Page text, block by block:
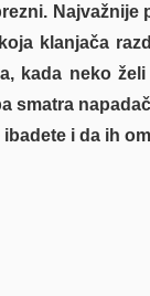
klanjača
kada neko
smatra
i da ih